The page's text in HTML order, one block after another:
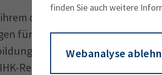
finden Sie auch weitere
Webanalyse
durch nichts zu
für den perfekten Start ins
ist über alle